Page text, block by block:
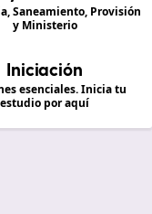
Saneamiento, Provisión
y Ministerio
Iniciación
esenciales. Inicia tu
estudio por aquí